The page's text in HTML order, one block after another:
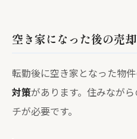
空き家になった後の売
転勤後に空き家となった物件
対策があります。住みなが
チが必要です。